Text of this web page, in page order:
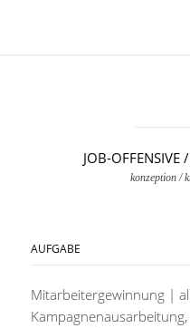
JOB-OFFENSIVE
konzeption /
AUFGABE
Mitarbeitergewinnung |